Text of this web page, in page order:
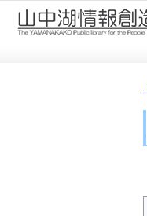
本文へ移動